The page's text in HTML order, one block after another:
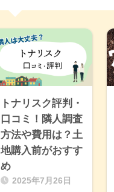
トナリスク評判・
口コミ！隣人調査
方法や費用は？土
地購入前がおすす
め
2025年7月26日